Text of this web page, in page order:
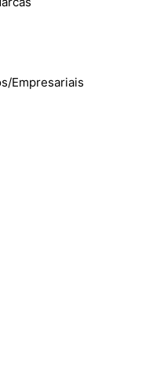
Empresariais